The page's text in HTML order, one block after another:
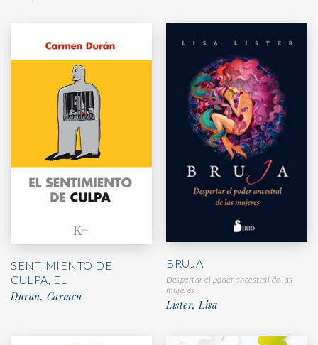
SENTIMIENTO DE
CULPA, EL
Duran, Carmen
BRUJA
Despertar el poder ancestral de las
mujeres
Lister, Lisa